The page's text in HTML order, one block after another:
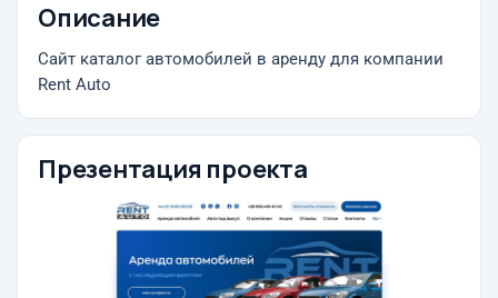
Описание
Сайт каталог автомобилей в аренду для компании
Rent Auto
Презентация проекта